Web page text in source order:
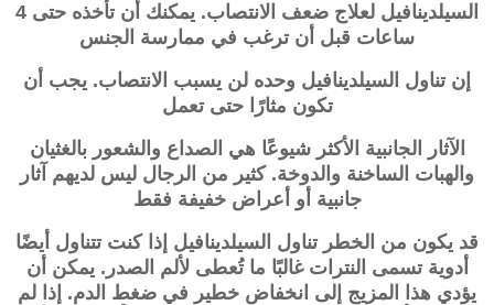
السيلدينافيل لعلاج ضعف الانتصاب. يمكنك أن تأخذه حتى 4
ساعات قبل أن ترغب في ممارسة الجنس
إن تناول السيلدينافيل وحده لن يسبب الانتصاب. يجب أن
تكون مثارًا حتى تعمل
الآثار الجانبية الأكثر شيوعًا هي الصداع والشعور بالغثيان
والهبات الساخنة والدوخة. كثير من الرجال ليس لديهم آثار
جانبية أو أعراض خفيفة فقط
قد يكون من الخطر تناول السيلدينافيل إذا كنت تتناول أيضًا
أدوية تسمى النترات غالبًا ما تُعطى لألم الصدر. يمكن أن
يؤدي هذا المزيج إلى انخفاض خطير في ضغط الدم. إذا لم